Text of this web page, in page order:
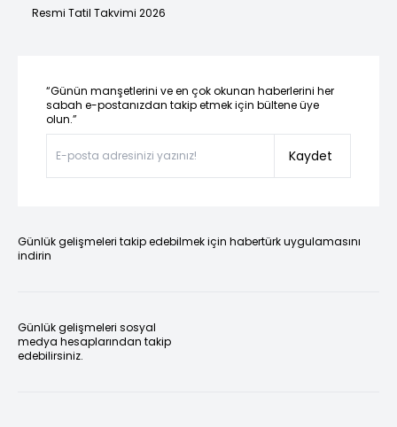
Resmi Tatil Takvimi 2026
“Günün manşetlerini ve en çok okunan haberlerini her
sabah e-postanızdan takip etmek için bültene üye
olun.”
Kaydet
Günlük gelişmeleri takip edebilmek için habertürk uygulamasını
indirin
Günlük gelişmeleri sosyal
medya hesaplarından takip
edebilirsiniz.